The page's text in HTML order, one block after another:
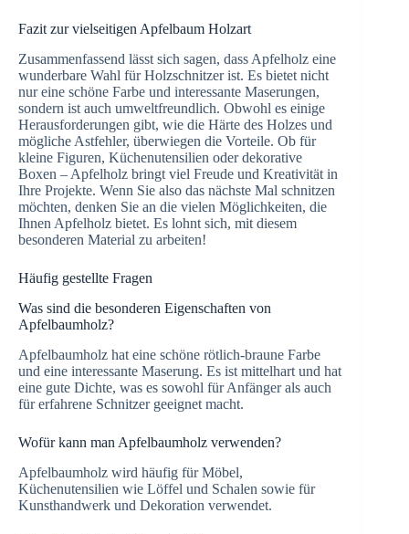
Fazit zur vielseitigen Apfelbaum Holzart
Zusammenfassend lässt sich sagen, dass Apfelholz eine
wunderbare Wahl für Holzschnitzer ist. Es bietet nicht
nur eine schöne Farbe und interessante Maserungen,
sondern ist auch umweltfreundlich. Obwohl es einige
Herausforderungen gibt, wie die Härte des Holzes und
mögliche Astfehler, überwiegen die Vorteile. Ob für
kleine Figuren, Küchenutensilien oder dekorative
Boxen – Apfelholz bringt viel Freude und Kreativität in
Ihre Projekte. Wenn Sie also das nächste Mal schnitzen
möchten, denken Sie an die vielen Möglichkeiten, die
Ihnen Apfelholz bietet. Es lohnt sich, mit diesem
besonderen Material zu arbeiten!
Häufig gestellte Fragen
Was sind die besonderen Eigenschaften von
Apfelbaumholz?
Apfelbaumholz hat eine schöne rötlich-braune Farbe
und eine interessante Maserung. Es ist mittelhart und hat
eine gute Dichte, was es sowohl für Anfänger als auch
für erfahrene Schnitzer geeignet macht.
Wofür kann man Apfelbaumholz verwenden?
Apfelbaumholz wird häufig für Möbel,
Küchenutensilien wie Löffel und Schalen sowie für
Kunsthandwerk und Dekoration verwendet.